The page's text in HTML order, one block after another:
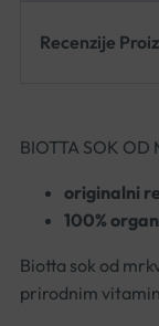
Recenzije
BIOTTA SOK OD
originalni
100%
Biotta sok od
prirodnim